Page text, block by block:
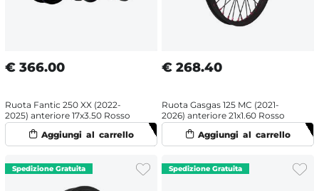
€ 366.00
Ruota Fantic 250 XX (2022-
2025) anteriore 17x3.50 Rosso
€ 268.40
Ruota Gasgas 125 MC (2021-
2026) anteriore 21x1.60 Rosso